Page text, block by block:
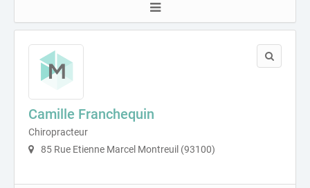
Camille Franchequin
Chiropracteur
85 Rue Etienne Marcel Montreuil (93100)